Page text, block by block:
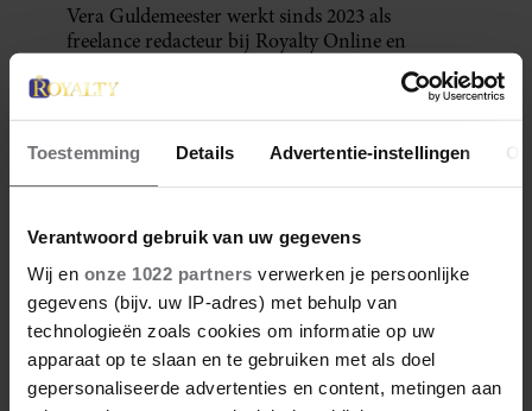
Toestemming Details Advertentie-instellingen
Verantwoord gebruik van uw gegevens
Wij en onze 1022 partners verwerken je persoonlijke
gegevens (bijv. uw IP-adres) met behulp van
technologieën zoals cookies om informatie op uw
apparaat op te slaan en te gebruiken met als doel
gepersonaliseerde advertenties en content, metingen aan
Vera Guldemeester werkt sinds 2023 als
freelance redacteur bij Royalty Online en
creëert content over royals in het binnen- en
buitenland. Ze heeft een passie voor schrijven,
reizen en eten. Als ze niet aan het werk is, dan is
ze in de keuken te vinden, waar ze de lekkerste
taarten en koekjes bakt.
Meer van Vera